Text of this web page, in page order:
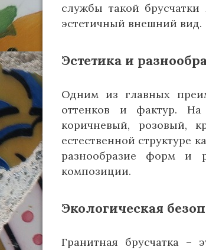
службы такой брусчатки
эстетичный внешний вид.
Эстетика и
Одним из главных
оттенков и фактур.
коричневый, розовый,
естественной структуре
разнообразие форм и
композиции.
Экологическая
Гранитная брусчатка –